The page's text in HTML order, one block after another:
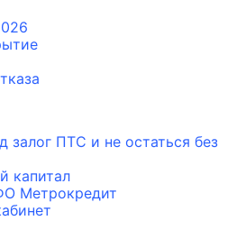
залог ПТС и не остаться без
капитал
Метрокредит